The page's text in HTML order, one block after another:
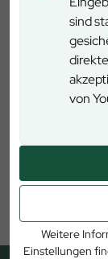
sind
von
Weitere
Einstellungen